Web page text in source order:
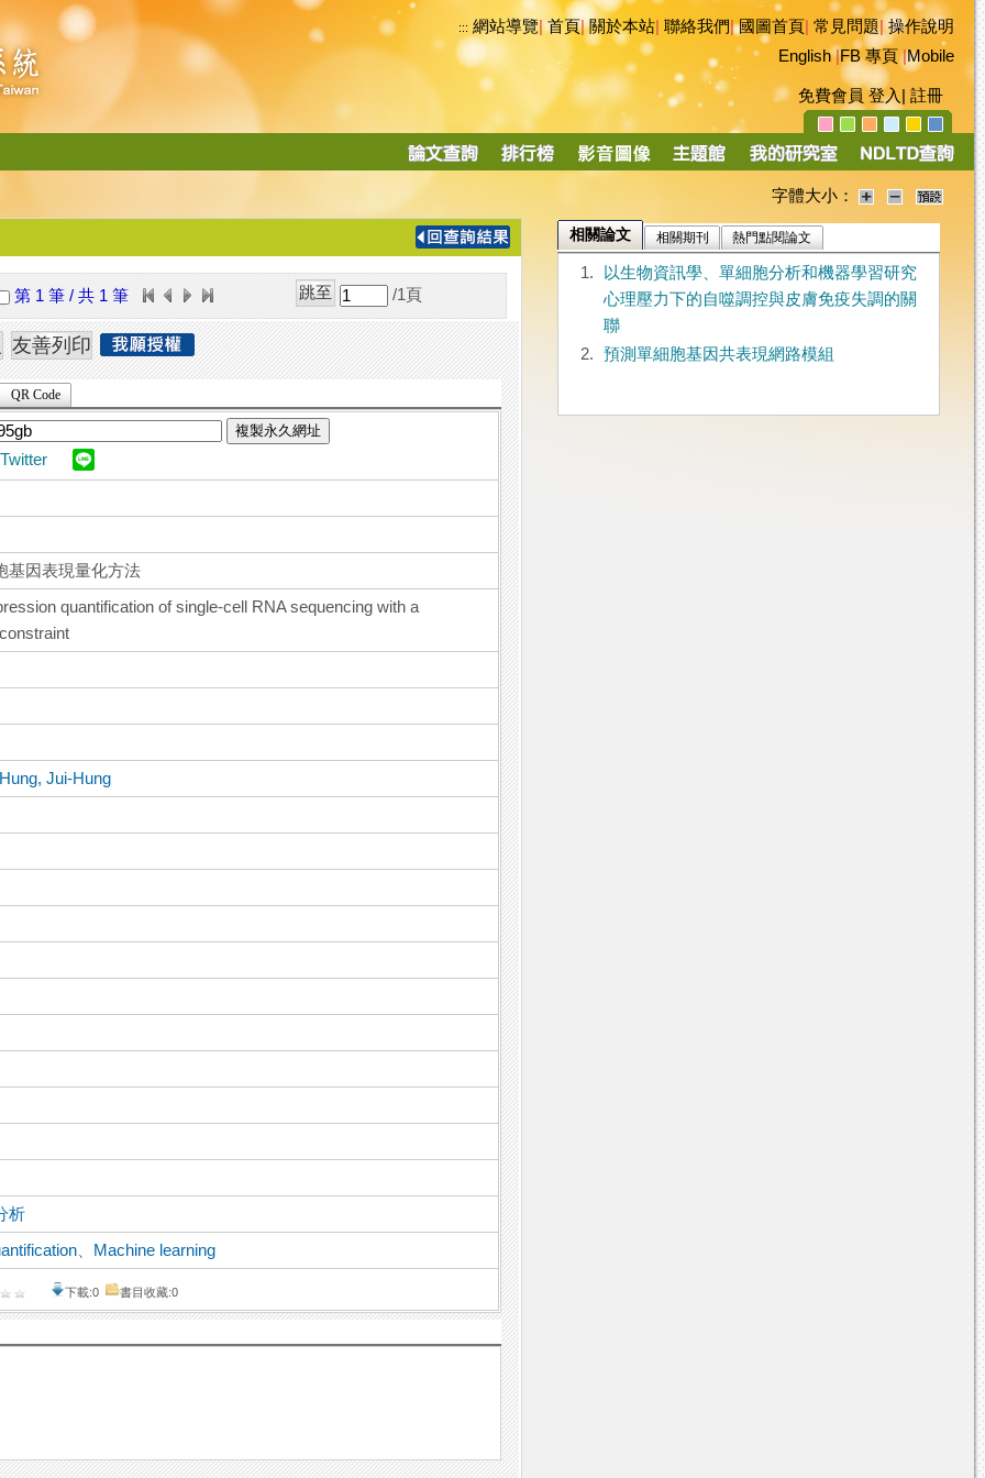
::: 網站導覽|首頁|關於本站 聯絡我們|國圖首頁 常見問題|操作說明
English|FB 專頁|Mobile
免費會員 登入 註冊
導
字體大小：
第 1 筆 / 共 1 筆 /1 頁
QR Code
複製永久網址
Twitter
基因表現量化方法
quantification of single-cell RNA sequencing with a
Hung, Jui-Hung
析
Machine learning
下載:0 書目收藏:0
相關論文 相關期刊 熱門點閱論文
1.
以生物資訊學、單細胞分析和機器學習研究
心理壓力下的自噬調控與皮膚免疫失調的關
聯
2.
預測單細胞基因共表現網路模組